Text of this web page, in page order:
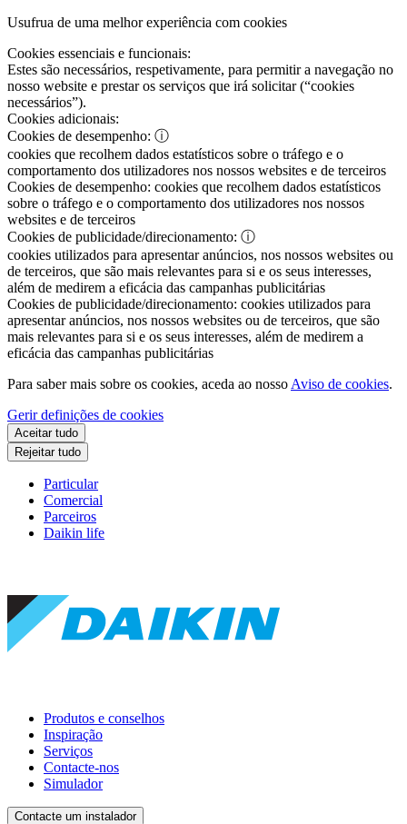
Usufrua de uma melhor experiência com cookies
Cookies essenciais e funcionais:
Estes são necessários, respetivamente, para permitir a navegação no
nosso website e prestar os serviços que irá solicitar (“cookies
necessários”).
Cookies adicionais:
Cookies de desempenho: ⓘ
cookies que recolhem dados estatísticos sobre o tráfego e o
comportamento dos utilizadores nos nossos websites e de terceiros
Cookies de desempenho: cookies que recolhem dados estatísticos
sobre o tráfego e o comportamento dos utilizadores nos nossos
websites e de terceiros
Cookies de publicidade/direcionamento: ⓘ
cookies utilizados para apresentar anúncios, nos nossos websites ou
de terceiros, que são mais relevantes para si e os seus interesses,
além de medirem a eficácia das campanhas publicitárias
Cookies de publicidade/direcionamento: cookies utilizados para
apresentar anúncios, nos nossos websites ou de terceiros, que são
mais relevantes para si e os seus interesses, além de medirem a
eficácia das campanhas publicitárias
Para saber mais sobre os cookies, aceda ao nosso Aviso de cookies.
Gerir definições de cookies
Aceitar tudo
Rejeitar tudo
Particular
Comercial
Parceiros
Daikin life
Produtos e conselhos
Inspiração
Serviços
Contacte-nos
Simulador
Contacte um instalador